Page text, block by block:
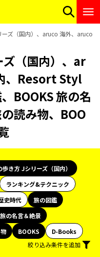
ズ（国内）、aruco 海外、aruco
（国内）、ar
、Resort Styl
BOOKS 旅の名
読み物、BOO
歩き方 Jシリーズ（国内）
ランキング&テクニック
史時代
旅の図鑑
の名言＆絶景
BOOKS
D-Books
絞り込み条件を追加